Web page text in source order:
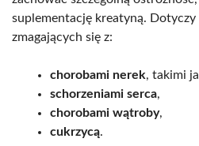
suplementację kreatyną. Dotyczy
zmagających się z:
chorobami nerek, takimi
schorzeniami serca,
chorobami wątroby,
cukrzycą.